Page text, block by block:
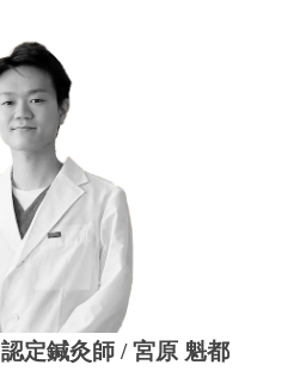
定鍼灸師 / 宮原 魁都